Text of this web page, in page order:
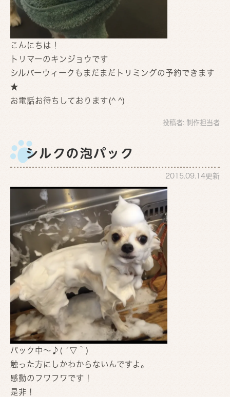
こんにちは！
トリマーのキンジョウです
シルバーウィークもまだまだトリミングの予約できます
★
お電話お待ちしております(^ ^)
投稿者: 制作担当者
シルクの泡パック
2015.09.14更新
パック中〜♪( ´▽｀)
触った方にしかわからないんですよ。
感動のフワフワです！
是非！